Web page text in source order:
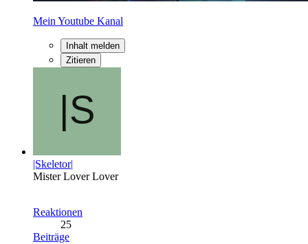
Mein Youtube Kanal
Inhalt melden
Zitieren
|Skeletor|
Mister Lover Lover
Reaktionen
25
Beiträge